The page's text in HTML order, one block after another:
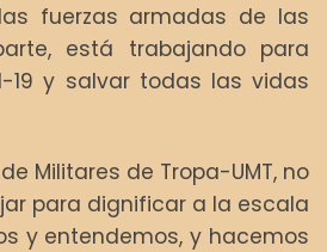
fuerzas armadas de las
está trabajando para
19 y salvar todas las vidas
Militares de Tropa-UMT, no
para dignificar a la escala
y entendemos, y hacemos